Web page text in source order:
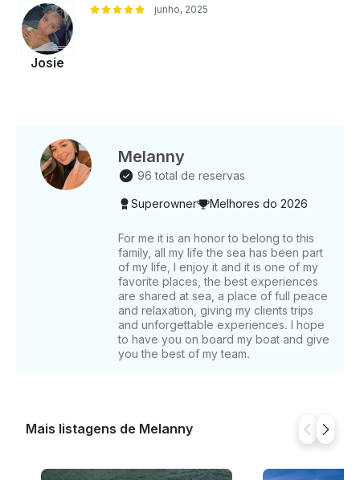
pratos e talheres de plástico. Eles podem ser
fornecidos por solicitação. Outras coisas a saber •
As dicas não estão incluídas, mas agradecemos
muito se você achar que a equipe fez um excelente
precisam dessa licença) A idade mínima para dirigir o
jetski é de 16 anos com a presença dos
pais/responsáveis. Reserve sua escapada em Miami
agora! Fuja, explore e desfrute de uma experiência
de iate premium como nenhuma outra.
Josie
junho, 2025
Melanny
96 total de reservas
Superowner Melhores do 2026
For me it is an honor to belong to this
family, all my life the sea has been part
of my life, I enjoy it and it is one of my
favorite places, the best experiences
are shared at sea, a place of full peace
and relaxation, giving my clients trips
and unforgettable experiences. I hope
to have you on board my boat and give
you the best of my team.
Mais listagens de Melanny